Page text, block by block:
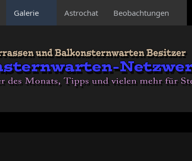
Galerie Astrochat Beobachtungen